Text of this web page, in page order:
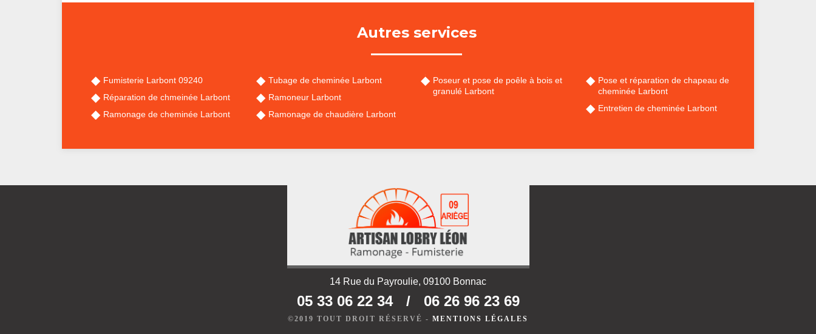
Autres services
Fumisterie Larbont 09240
Réparation de chmeinée Larbont
Ramonage de cheminée Larbont
Tubage de cheminée Larbont
Ramoneur Larbont
Ramonage de chaudière Larbont
Poseur et pose de poêle à bois et
granulé Larbont
Pose et réparation de chapeau de
cheminée Larbont
Entretien de cheminée Larbont
14 Rue du Payroulie, 09100 Bonnac
05 33 06 22 34 / 06 26 96 23 69
©2019 TOUT DROIT RÉSERVÉ - MENTIONS LÉGALES